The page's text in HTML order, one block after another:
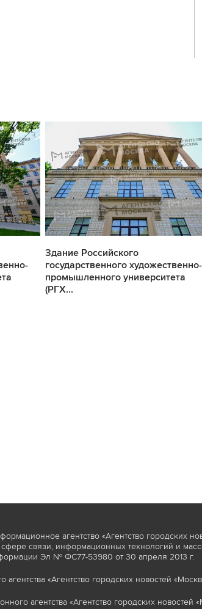
Здание Российского
государственного художественно-
промышленного университета
(РГХ...
агентство «Агентство городских
связи, информационных технологий и
Эл № ФС77-53980 от 30 апреля 2013 г.
«Агентство городских новостей
агентства «Агентство городских новостей